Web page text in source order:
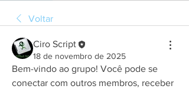
Voltar
Ciro Script
18 de novembro de 2025
Bem-vindo ao grupo! Você pode se
conectar com outros membros, receber